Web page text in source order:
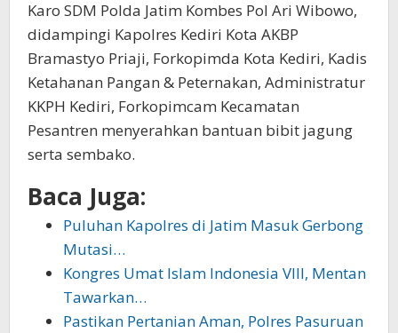
Karo SDM Polda Jatim Kombes Pol Ari Wibowo,
didampingi Kapolres Kediri Kota AKBP
Bramastyo Priaji, Forkopimda Kota Kediri, Kadis
Ketahanan Pangan & Peternakan, Administratur
KKPH Kediri, Forkopimcam Kecamatan
Pesantren menyerahkan bantuan bibit jagung
serta sembako.
Baca Juga:
Puluhan Kapolres di Jatim Masuk Gerbong
Mutasi…
Kongres Umat Islam Indonesia VIII, Mentan
Tawarkan…
Pastikan Pertanian Aman, Polres Pasuruan